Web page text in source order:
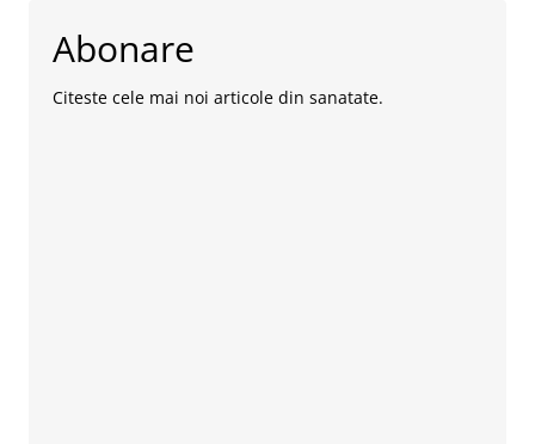
Abonare
Citeste cele mai noi articole din sanatate.